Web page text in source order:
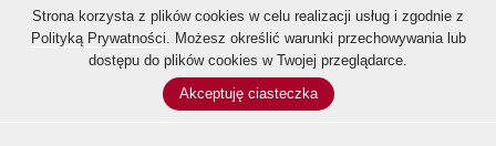
Strona korzysta z plików cookies w celu realizacji usług i zgodnie z
Polityką Prywatności. Możesz określić warunki przechowywania lub
dostępu do plików cookies w Twojej przeglądarce.
Akceptuję ciasteczka